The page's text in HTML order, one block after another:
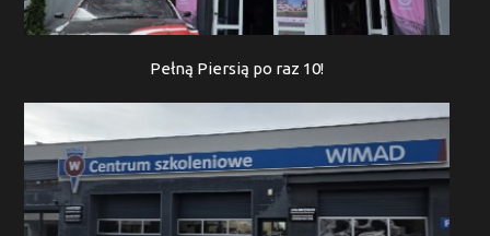
Pełną Piersią po raz 10!